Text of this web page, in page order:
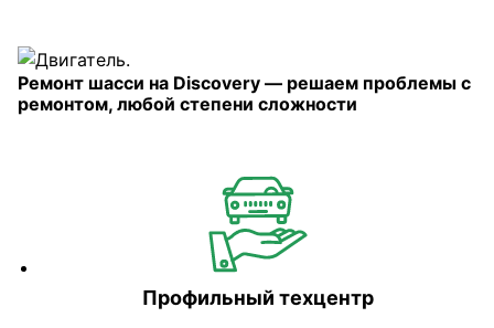
Ремонт шасси на Discovery — решаем проблемы с
ремонтом, любой степени сложности
Профильный техцентр